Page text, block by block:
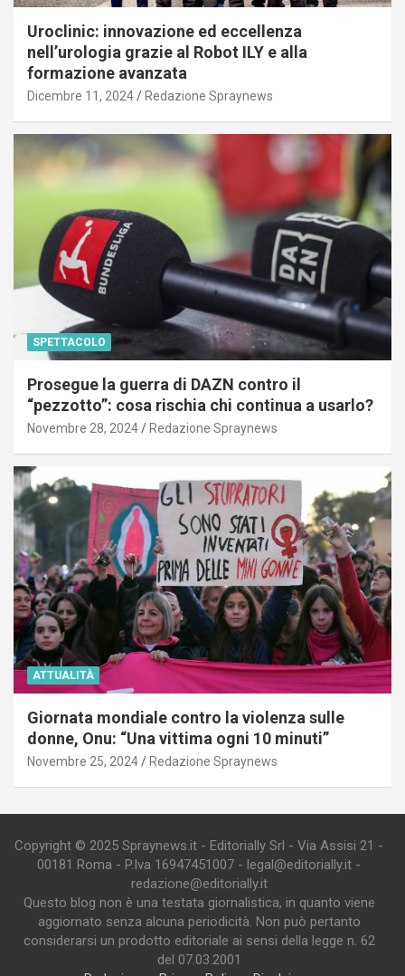
Uroclinic: innovazione ed eccellenza
nell’urologia grazie al Robot ILY e alla
formazione avanzata
Dicembre 11, 2024 Redazione Spraynews
SPETTACOLO
Prosegue la guerra di DAZN contro il
“pezzotto”: cosa rischia chi continua a usarlo?
Novembre 28, 2024 Redazione Spraynews
ATTUALITÀ
Giornata mondiale contro la violenza sulle
donne, Onu: “Una vittima ogni 10 minuti”
Novembre 25, 2024 Redazione Spraynews
Copyright © 2025 Spraynews.it - Editorially Srl - Via Assisi 21 -
00181 Roma - P.Iva 16947451007 - legal@editorially.it -
redazione@editorially.it
Questo blog non è una testata giornalistica, in quanto viene
aggiornato senza alcuna periodicità. Non può pertanto
considerarsi un prodotto editoriale ai sensi della legge n. 62
del 07.03.2001